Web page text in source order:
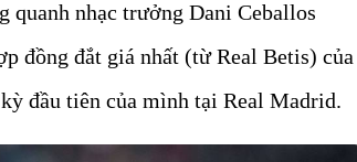
quanh nhạc trưởng Dani Ceballos
đồng đắt giá nhất (từ Real Betis) của
đầu tiên của mình tại Real Madrid.